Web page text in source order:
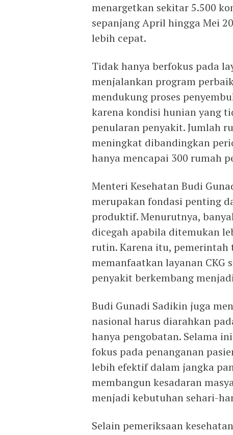
menargetkan sekitar 5.500
sepanjang April hingga Mei
lebih cepat.
Tidak hanya berfokus pada
menjalankan program
mendukung proses
karena kondisi hunian yang
penularan penyakit. Jumlah
meningkat dibandingkan
hanya mencapai 300 rumah
Menteri Kesehatan Budi
merupakan fondasi penting
produktif. Menurutnya,
dicegah apabila ditemukan
rutin. Karena itu, pemerintah
memanfaatkan layanan CKG
penyakit berkembang
Budi Gunadi Sadikin juga
nasional harus diarahkan
hanya pengobatan. Selama
fokus pada penanganan
lebih efektif dalam jangka
membangun kesadaran
menjadi kebutuhan sehari-
Selain pemeriksaan